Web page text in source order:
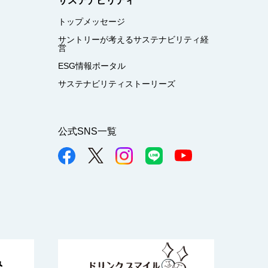
トップメッセージ
サントリーが考えるサステナビリティ経
営
ESG情報ポータル
サステナビリティストーリーズ
公式SNS一覧